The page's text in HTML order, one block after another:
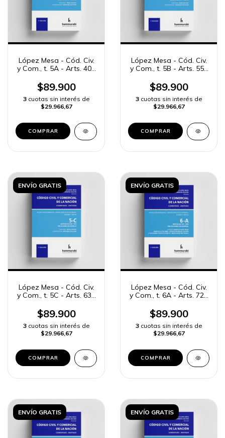
López Mesa - Cód. Civ.
y Com., t. 5A - Arts. 401
$89.900
3 cuotas sin interés de
$29.966,67
COMPRAR
López Mesa - Cód. Civ.
y Com., t. 5B - Arts. 558
$89.900
3 cuotas sin interés de
$29.966,67
COMPRAR
ENVÍO GRATIS
López Mesa - Cód. Civ.
y Com., t. 5C - Arts. 638
$89.900
3 cuotas sin interés de
$29.966,67
COMPRAR
ENVÍO GRATIS
López Mesa - Cód. Civ.
y Com., t. 6A - Arts. 724
$89.900
3 cuotas sin interés de
$29.966,67
COMPRAR
ENVÍO GRATIS ENVÍO GRATIS